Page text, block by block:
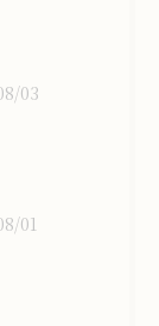
03
01